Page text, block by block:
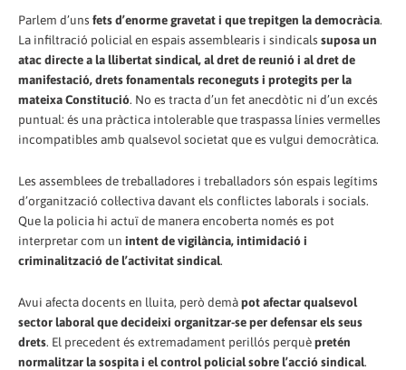
Parlem d’uns fets d’enorme gravetat i que trepitgen la democràcia.
La infiltració policial en espais assemblearis i sindicals suposa un
atac directe a la llibertat sindical, al dret de reunió i al dret de
manifestació, drets fonamentals reconeguts i protegits per la
mateixa Constitució. No es tracta d’un fet anecdòtic ni d’un excés
puntual: és una pràctica intolerable que traspassa línies vermelles
incompatibles amb qualsevol societat que es vulgui democràtica.
Les assemblees de treballadores i treballadors són espais legítims
d’organització col·lectiva davant els conflictes laborals i socials.
Que la policia hi actuï de manera encoberta només es pot
interpretar com un intent de vigilància, intimidació i
criminalització de l’activitat sindical.
Avui afecta docents en lluita, però demàpot afectar qualsevol
sector laboral que decideixi organitzar-se per defensar els seus
drets. El precedent és extremadament perillós perquèpretén
normalitzar la sospita i el control policial sobre l’acció sindical.